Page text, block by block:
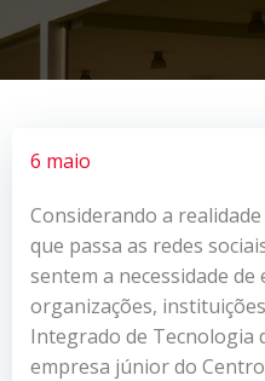
6 maio
Considerando a
que passa as redes
sentem a necessidade
organizações,
Integrado de Tecnologia
empresa júnior do